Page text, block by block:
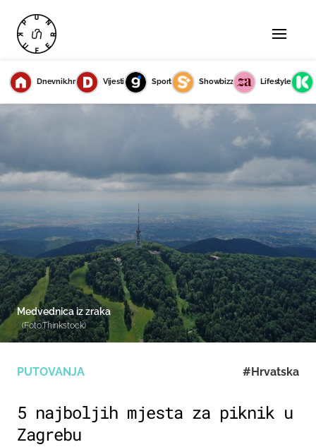
Dnevnik.hr Vijesti Sport Showbizz Lifestyle
PUTOVANJA #Hrvatska
5 najboljih mjesta za piknik u
Zagrebu
Medvednica iz zraka
(Foto:Thinkstock)